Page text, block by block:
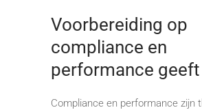
Voorbereiding op
compliance en
performance
Compliance en performance zijn